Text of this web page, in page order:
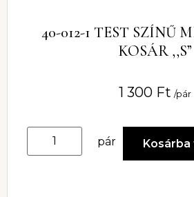
40-012-1 TEST SZÍNŰ
KOSÁR ,,S”
1 300 Ft /pár
pár